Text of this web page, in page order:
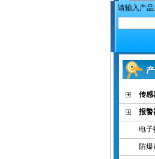
请输入产品
传感
报警
电子
防爆